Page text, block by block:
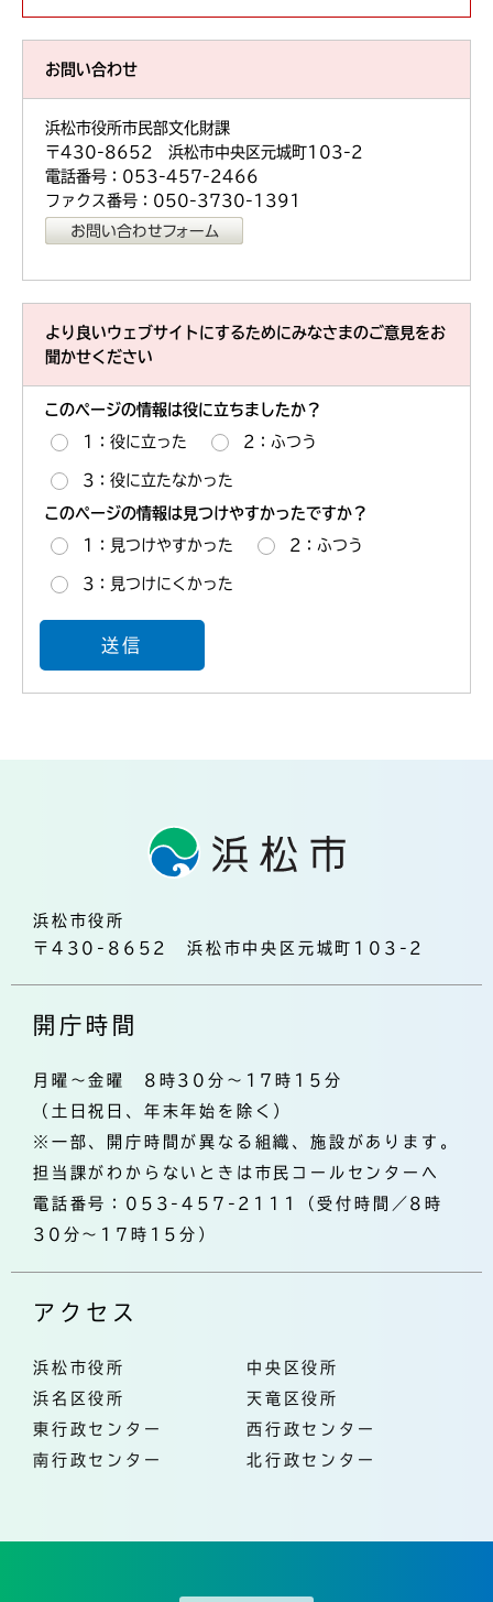
お問い合わせ
浜松市役所市民部文化財課
〒430-8652 浜松市中央区元城町103-2
電話番号：053-457-2466
ファクス番号：050-3730-1391
より良いウェブサイトにするためにみなさまのご意見をお
聞かせください
このページの情報は役に立ちましたか？
1：役に立った 2：ふつう
3：役に立たなかった
このページの情報は見つけやすかったですか？
1：見つけやすかった 2：ふつう
3：見つけにくかった
浜松市役所
〒430-8652 浜松市中央区元城町103-2
開庁時間
月曜～金曜 8時30分～17時15分
（土日祝日、年末年始を除く）
※一部、開庁時間が異なる組織、施設があります。
担当課がわからないときは市民コールセンターへ
電話番号：053-457-2111（受付時間／8時
30分～17時15分）
アクセス
浜松市役所
中央区役所
浜名区役所
天竜区役所
東行政センター
西行政センター
南行政センター
北行政センター